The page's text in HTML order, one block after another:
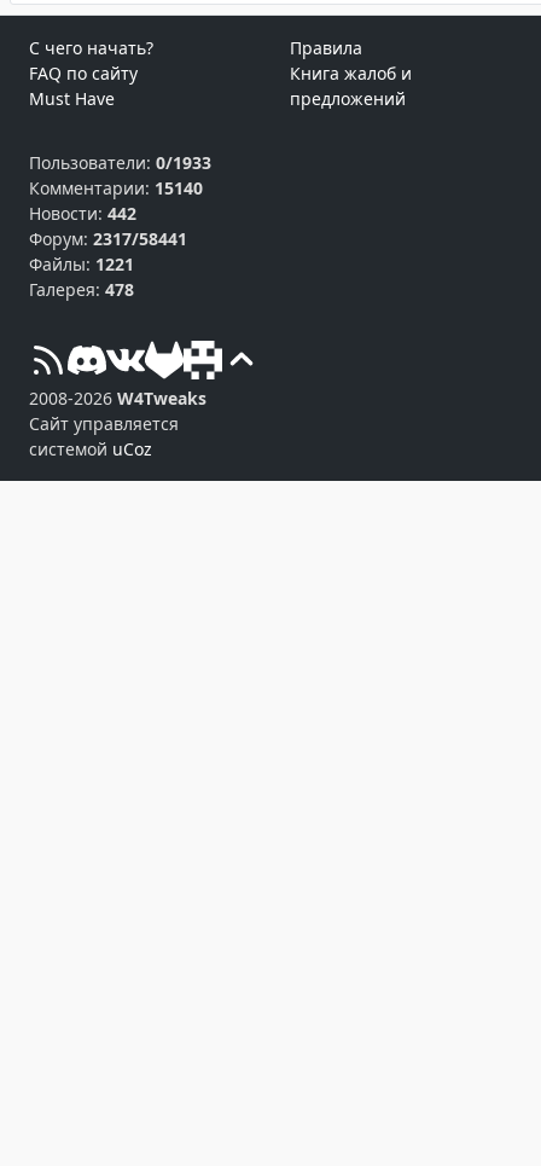
С чего начать?
FAQ по сайту
Must Have
Правила
Книга жалоб и
предложений
Пользователи: 0/1933
Комментарии: 15140
Новости: 442
Форум: 2317/58441
Файлы: 1221
Галерея: 478
2008-2026 W4Tweaks
Сайт управляется
системой uCoz